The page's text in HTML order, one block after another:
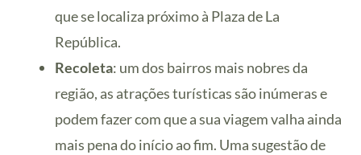
que se localiza próximo à Plaza de La
República.
Recoleta: um dos bairros mais nobres da
região, as atrações turísticas são inúmeras e
podem fazer com que a sua viagem valha ainda
mais pena do início ao fim. Uma sugestão de